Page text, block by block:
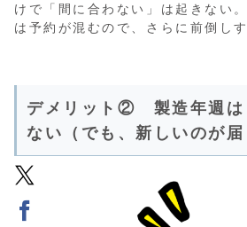
けで「間に合わない」は起きない
は予約が混むので、さらに前倒し
デメリット② 製造年週は
ない（でも、新しいのが届